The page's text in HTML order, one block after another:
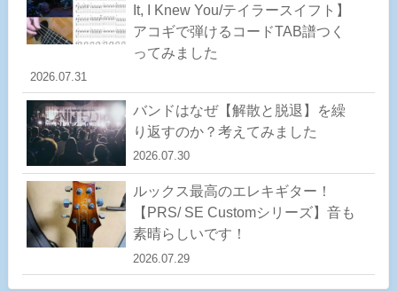
It, I Knew You/テイラースイフト】
アコギで弾けるコードTAB譜つく
ってみました
2026.07.31
バンドはなぜ【解散と脱退】を繰
り返すのか？考えてみました
2026.07.30
ルックス最高のエレキギター！
【PRS/ SE Customシリーズ】音も
素晴らしいです！
2026.07.29